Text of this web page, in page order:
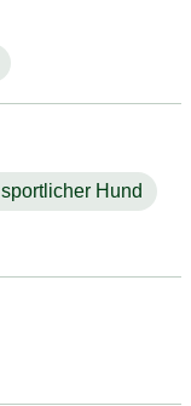
sportlicher Hund